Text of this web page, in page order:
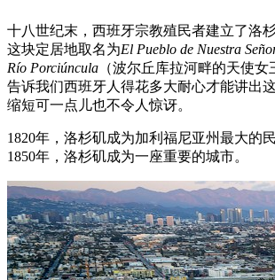
十八世纪末，西班牙宗教殖民者建立了洛
这块定居地取名为El Pueblo de Nuestra
Río Porciúncula （波尔丘库拉河畔的天使
告诉我们西班牙人得花多大耐心才能讲出
缩短可一点儿也不令人惊讶。
1820年，洛杉矶成为加利福尼亚州最大的
1850年，洛杉矶成为一座重要的城市。